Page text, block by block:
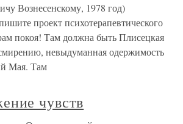
Вознесенскому, 1978 год)
проект психотерапевтического
покоя! Там должна быть Плисецкая
невыдуманная одержимость
Мая. Там
чувств